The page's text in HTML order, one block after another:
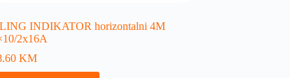
INDIKATOR horizontalni 4M
2x16A
KM